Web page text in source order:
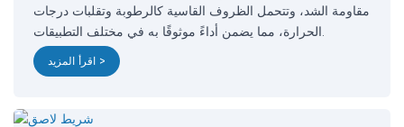
مقاومة الشد، وتتحمل الظروف القاسية كالرطوبة وتقلبات درجات
الحرارة، مما يضمن أداءً موثوقًا به في مختلف التطبيقات.
اقرأ المزيد >